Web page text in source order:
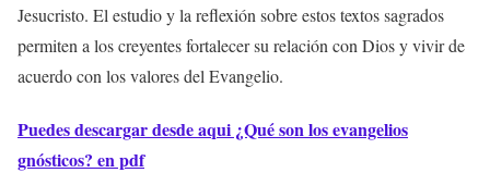
Jesucristo. El estudio y la reflexión sobre estos textos sagrados
permiten a los creyentes fortalecer su relación con Dios y vivir de
acuerdo con los valores del Evangelio.
Puedes descargar desde aqui ¿Qué son los evangelios
gnósticos? en pdf